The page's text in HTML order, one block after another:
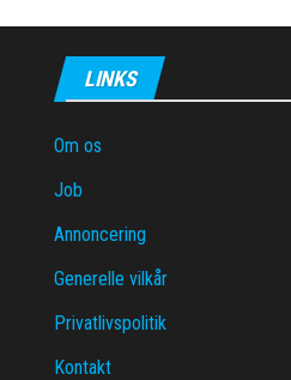
LINKS
Om os
Job
Annoncering
Generelle vilkår
Privatlivspolitik
Kontakt